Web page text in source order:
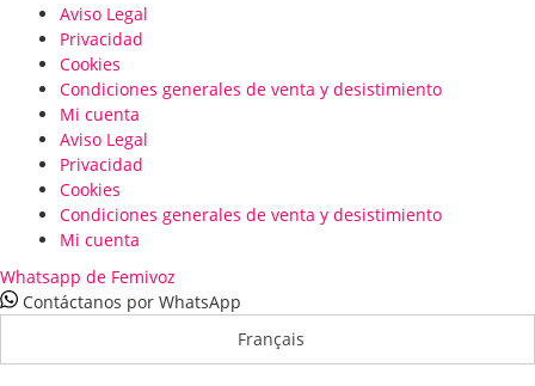
Aviso Legal
Privacidad
Cookies
Condiciones generales de venta y desistimiento
Mi cuenta
Aviso Legal
Privacidad
Cookies
Condiciones generales de venta y desistimiento
Mi cuenta
Whatsapp de Femivoz
Contáctanos por WhatsApp
Français